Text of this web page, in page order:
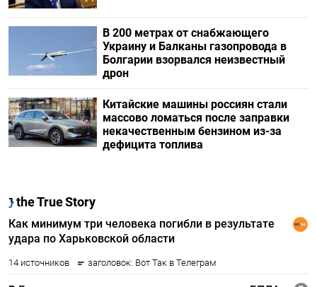
В 200 метрах от снабжающего
Украину и Балканы газопровода в
Болгарии взорвался неизвестный
дрон
Китайские машины россиян стали
массово ломаться после заправки
некачественным бензином из-за
дефицита топлива